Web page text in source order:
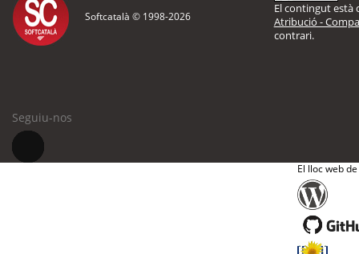
Softcatalà © 1998-2026
El contingut està
Atribució -
contrari.
Seguiu-nos
El lloc web